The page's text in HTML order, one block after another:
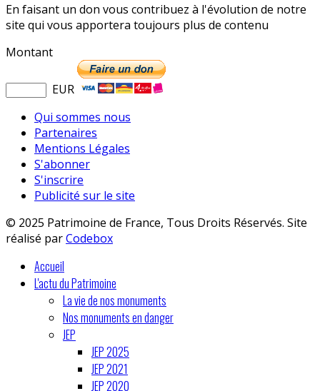
En faisant un don vous contribuez à l'évolution de notre
site qui vous apportera toujours plus de contenu
Montant
EUR
Qui sommes nous
Partenaires
Mentions Légales
S'abonner
S'inscrire
Publicité sur le site
© 2025 Patrimoine de France, Tous Droits Réservés. Site
réalisé parCodebox
Accueil
L'actu du Patrimoine
La vie de nos monuments
Nos monuments en danger
JEP
JEP 2025
JEP 2021
JEP 2020